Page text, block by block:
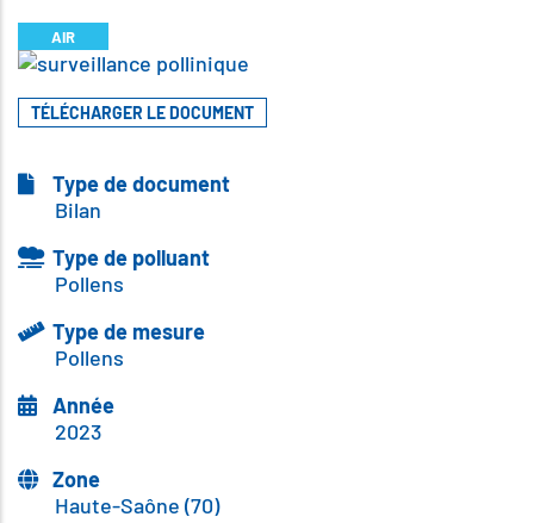
AIR
Illustration
TÉLÉCHARGER LE DOCUMENT
Type de document
Bilan
Type de polluant
Pollens
Type de mesure
Pollens
Année
2023
Zone
Haute-Saône (70)